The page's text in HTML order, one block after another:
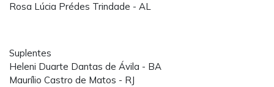
Rosa Lúcia Prédes Trindade - AL
Suplentes
Heleni Duarte Dantas de Ávila - BA
Maurílio Castro de Matos - RJ